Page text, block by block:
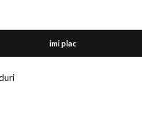
imi plac